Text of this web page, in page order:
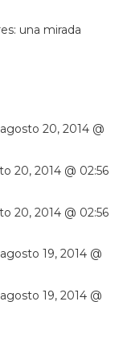
una mirada
20, 2014 @
20, 2014 @ 02:56
20, 2014 @ 02:56
19, 2014 @
19, 2014 @